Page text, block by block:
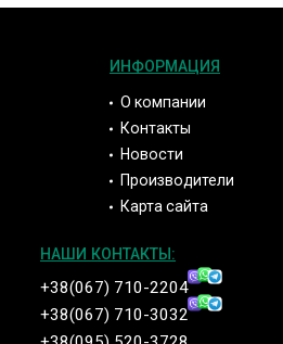
ИНФОРМАЦИЯ
О компании
Контакты
Новости
Производители
Карта сайта
НАШИ КОНТАКТЫ:
+38(067) 710-2204
+38(067) 710-3032